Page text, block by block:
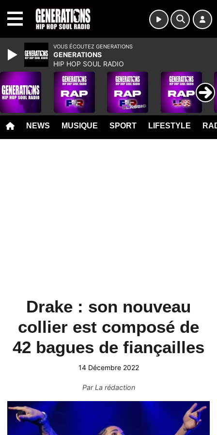
NEWS MUSIQUE SPORT LIFESTYLE
Drake : son nouveau
collier est composé de
42 bagues de fiançailles
14 Décembre 2022
ParLa rédaction
VOUS ÉCOUTEZ GENERATIONS
GENERATIONS
HIP HOP SOUL RADIO